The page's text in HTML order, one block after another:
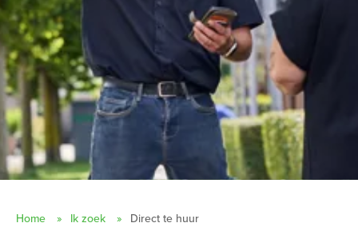
Home Ik zoek
Direct te huur